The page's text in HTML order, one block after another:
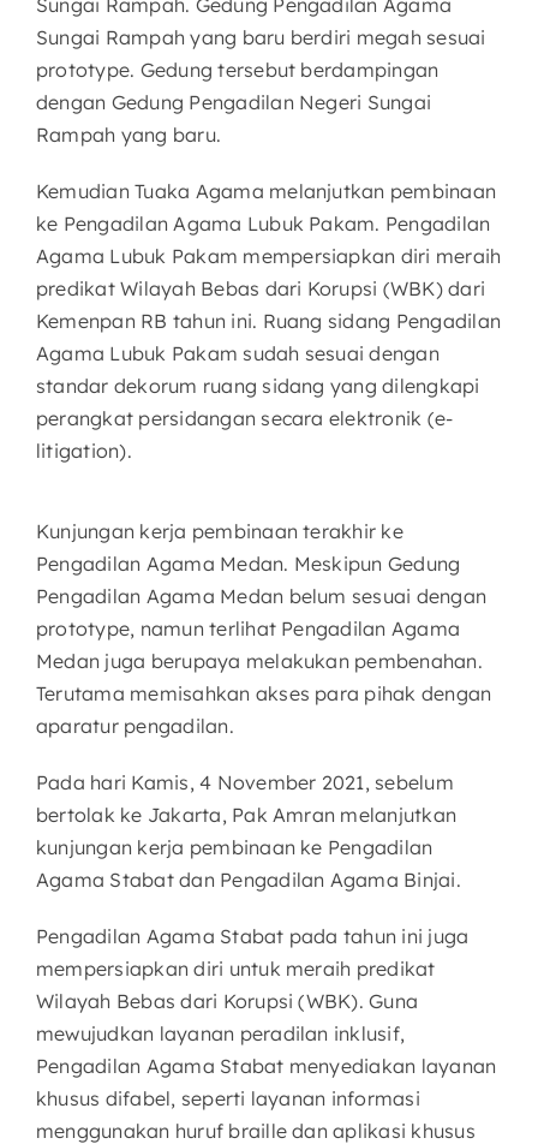
Sungai Rampah yang baru berdiri megah sesuai
prototype. Gedung tersebut berdampingan
dengan Gedung Pengadilan Negeri Sungai
Rampah yang baru.
Kemudian Tuaka Agama melanjutkan pembinaan
ke Pengadilan Agama Lubuk Pakam. Pengadilan
Agama Lubuk Pakam mempersiapkan diri meraih
predikat Wilayah Bebas dari Korupsi (WBK) dari
Kemenpan RB tahun ini. Ruang sidang Pengadilan
Agama Lubuk Pakam sudah sesuai dengan
standar dekorum ruang sidang yang dilengkapi
perangkat persidangan secara elektronik (e-
litigation).
Kunjungan kerja pembinaan terakhir ke
Pengadilan Agama Medan. Meskipun Gedung
Pengadilan Agama Medan belum sesuai dengan
prototype, namun terlihat Pengadilan Agama
Medan juga berupaya melakukan pembenahan.
Terutama memisahkan akses para pihak dengan
aparatur pengadilan.
Pada hari Kamis, 4 November 2021, sebelum
bertolak ke Jakarta, Pak Amran melanjutkan
kunjungan kerja pembinaan ke Pengadilan
Agama Stabat dan Pengadilan Agama Binjai.
Pengadilan Agama Stabat pada tahun ini juga
mempersiapkan diri untuk meraih predikat
Wilayah Bebas dari Korupsi (WBK). Guna
mewujudkan layanan peradilan inklusif,
Pengadilan Agama Stabat menyediakan layanan
khusus difabel, seperti layanan informasi
menggunakan huruf braille dan aplikasi khusus